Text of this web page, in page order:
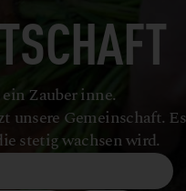
Zauber inne.
unsere Gemeinschaft.
stetig wachsen wird.